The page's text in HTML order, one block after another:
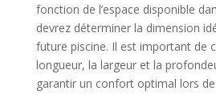
fonction de l’espace disponible
devrez déterminer la dimension
future piscine. Il est important de
longueur, la largeur et la
garantir un confort optimal lors